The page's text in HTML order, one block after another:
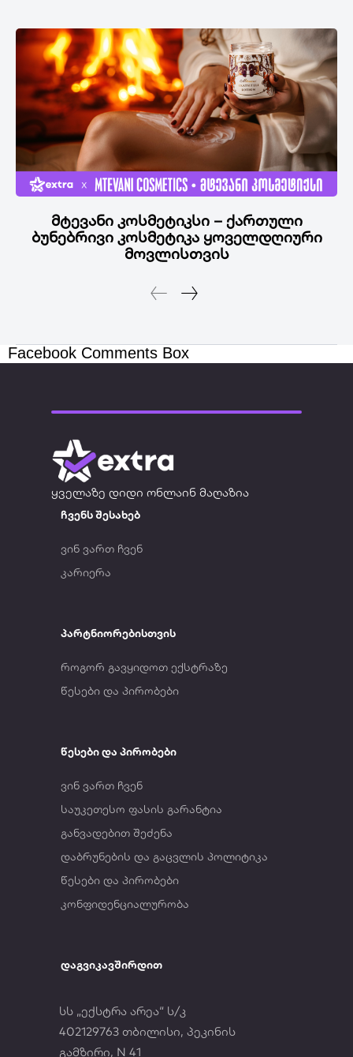
მტევანი კოსმეტიკსი – ქართული
ბუნებრივი კოსმეტიკა ყოველდღიური
მოვლისთვის
Facebook Comments Box
ყველაზე დიდი ონლაინ მაღაზია
ჩვენს შესახებ
ვინ ვართ ჩვენ
კარიერა
პარტნიორებისთვის
როგორ გავყიდოთ ექსტრაზე
წესები და პირობები
წესები და პირობები
ვინ ვართ ჩვენ
საუკეთესო ფასის გარანტია
განვადებით შეძენა
დაბრუნების და გაცვლის პოლიტიკა
წესები და პირობები
კონფიდენციალურობა
დაგვიკავშირდით
სს „ექსტრა არეა“ ს/კ
402129763 თბილისი, პეკინის
გამზირი, N 41